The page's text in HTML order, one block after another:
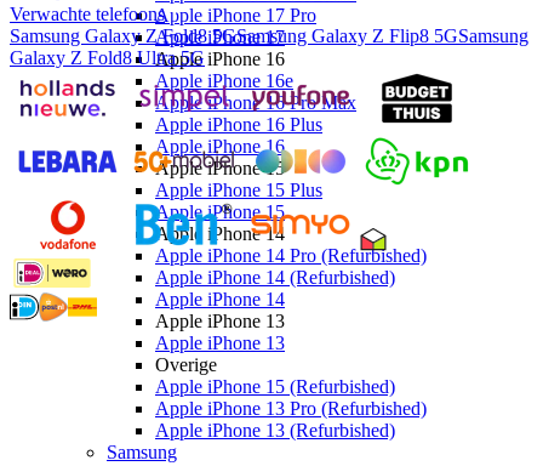
Apple iPhone 17 Pro
Apple iPhone 17
Apple iPhone 16
Apple iPhone 16e
Apple iPhone 16 Pro Max
Apple iPhone 16 Plus
Apple iPhone 16
Apple iPhone 15
Apple iPhone 15 Plus
Apple iPhone 15
Apple iPhone 14
Apple iPhone 14 Pro (Refurbished)
Apple iPhone 14 (Refurbished)
Apple iPhone 14
Apple iPhone 13
Apple iPhone 13
Overige
Apple iPhone 15 (Refurbished)
Apple iPhone 13 Pro (Refurbished)
Apple iPhone 13 (Refurbished)
Samsung
Verwachte telefoons
Samsung Galaxy Z Fold8 5GSamsung Galaxy Z Flip8 5GSamsung
Galaxy Z Fold8 Ultra 5G